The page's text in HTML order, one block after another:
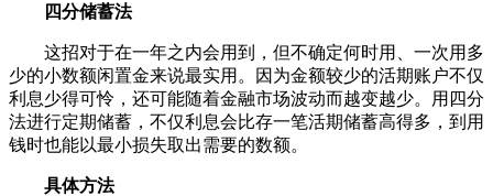
四分储蓄法
这招对于在一年之内会用到，但不确定何时用、一次用多
少的小数额闲置金来说最实用。因为金额较少的活期账户不仅
利息少得可怜，还可能随着金融市场波动而越变越少。用四分
法进行定期储蓄，不仅利息会比存一笔活期储蓄高得多，到用
钱时也能以最小损失取出需要的数额。
具体方法